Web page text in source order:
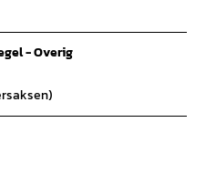
- Overig